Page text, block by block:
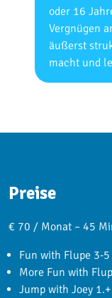
oder 16
Vergnügen
äußerst
macht und
Preise
€ 70 / Monat – 45
Fun with Flupe 3-
More Fun with
Jump with Joey